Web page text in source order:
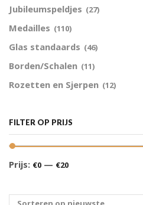
Jubileumspeldjes (27)
Medailles (110)
Glas standaards (46)
Borden/Schalen (11)
Rozetten en Sjerpen (12)
FILTER OP PRIJS
Prijs: €0 — €20